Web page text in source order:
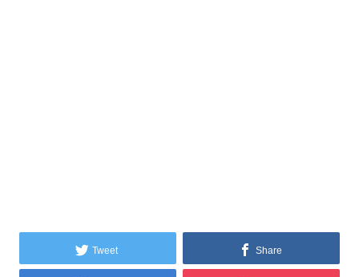
Tweet Share